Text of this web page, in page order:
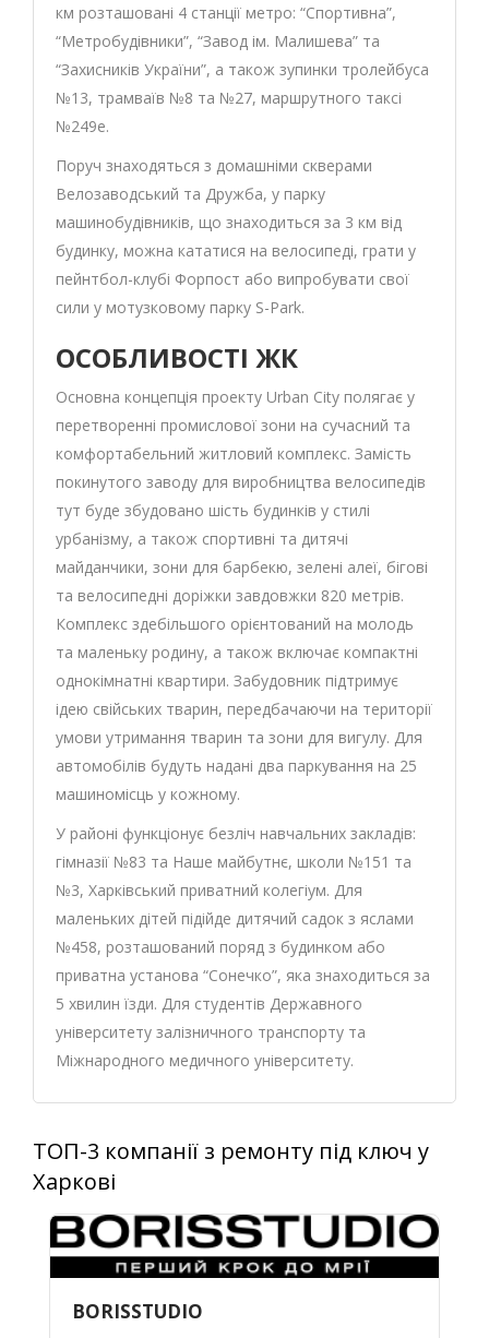
км розташовані 4 станції метро: “Спортивна”,
“Метробудівники”, “Завод ім. Малишева” та
“Захисників України”, а також зупинки тролейбуса
№13, трамваїв №8 та №27, маршрутного таксі
№249е.
Поруч знаходяться з домашніми скверами
Велозаводський та Дружба, у парку
машинобудівників, що знаходиться за 3 км від
будинку, можна кататися на велосипеді, грати у
пейнтбол-клубі Форпост або випробувати свої
сили у мотузковому парку S-Park.
ОСОБЛИВОСТІ ЖК
Основна концепція проекту Urban City полягає у
перетворенні промислової зони на сучасний та
комфортабельний житловий комплекс. Замість
покинутого заводу для виробництва велосипедів
тут буде збудовано шість будинків у стилі
урбанізму, а також спортивні та дитячі
майданчики, зони для барбекю, зелені алеї, бігові
та велосипедні доріжки завдовжки 820 метрів.
Комплекс здебільшого орієнтований на молодь
та маленьку родину, а також включає компактні
однокімнатні квартири. Забудовник підтримує
ідею свійських тварин, передбачаючи на території
умови утримання тварин та зони для вигулу. Для
автомобілів будуть надані два паркування на 25
машиномісць у кожному.
У районі функціонує безліч навчальних закладів:
гімназії №83 та Наше майбутнє, школи №151 та
№3, Харківський приватний колегіум. Для
маленьких дітей підійде дитячий садок з яслами
№458, розташований поряд з будинком або
приватна установа “Сонечко”, яка знаходиться за
5 хвилин їзди. Для студентів Державного
університету залізничного транспорту та
Міжнародного медичного університету.
ТОП-3 компанії з ремонту під ключ у
Харкові
BORISSTUDIO